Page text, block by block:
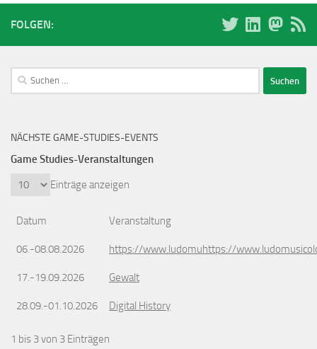
FOLGEN:
Suchen
nach:
NÄCHSTE GAME-STUDIES-EVENTS
Game Studies-Veranstaltungen
Einträge anzeigen
Datum Veranstaltung
06.-08.08.2026 https://www.ludomuhttps://
17.-19.09.2026 Gewalt
28.09.-01.10.2026 Digital History
1 bis 3 von 3 Einträgen